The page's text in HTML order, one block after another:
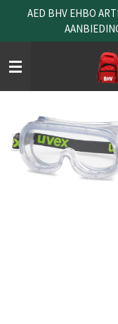
naar
de
hoofdinhoud
AED BHV EHBO